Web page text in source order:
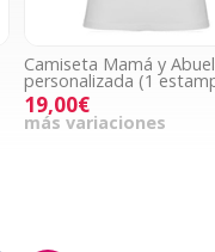
Camiseta Mamá y
personalizada (1
19,00€
más variaciones